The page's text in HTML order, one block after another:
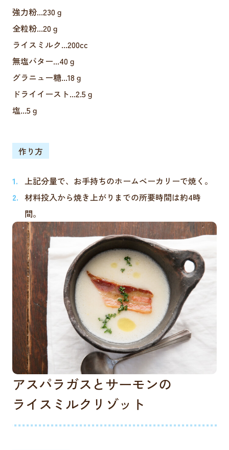
強力粉...230ｇ
全粒粉...20ｇ
ライスミルク...200cc
無塩バター...40ｇ
グラニュー糖...18ｇ
ドライイースト...2.5ｇ
塩...5ｇ
作り方
上記分量で、お手持ちのホームベーカリーで焼く。
材料投入から焼き上がりまでの所要時間は約4時
間。
アスパラガスとサーモンの
ライスミルクリゾット